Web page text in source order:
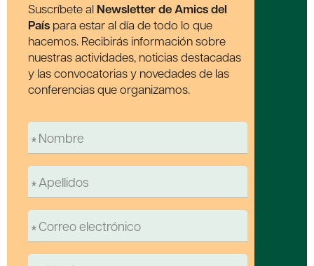
Suscríbete al Newsletter de Amics del
País para estar al día de todo lo que
hacemos. Recibirás información sobre
nuestras actividades, noticias destacadas
y las convocatorias y novedades de las
conferencias que organizamos.